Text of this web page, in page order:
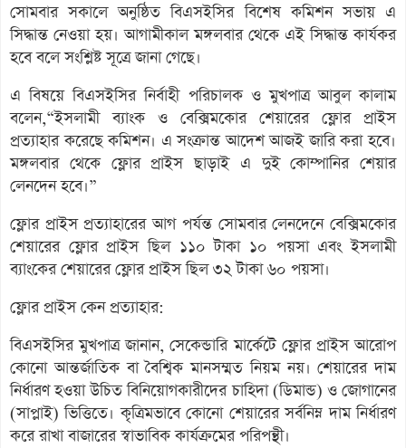
সোমবার সকালে অনুষ্ঠিত বিএসইসির বিশেষ কমিশন সভায় এ
সিদ্ধান্ত নেওয়া হয়। আগামীকাল মঙ্গলবার থেকে এই সিদ্ধান্ত কার্যকর
হবে বলে সংশ্লিষ্ট সূত্রে জানা গেছে।
এ বিষয়ে বিএসইসির নির্বাহী পরিচালক ও মুখপাত্র আবুল কালাম
বলেন,“ইসলামী ব্যাংক ও বেক্সিমকোর শেয়ারের ফ্লোর প্রাইস
প্রত্যাহার করেছে কমিশন। এ সংক্রান্ত আদেশ আজই জারি করা হবে।
মঙ্গলবার থেকে ফ্লোর প্রাইস ছাড়াই এ দুই কোম্পানির শেয়ার
লেনদেন হবে।”
ফ্লোর প্রাইস প্রত্যাহারের আগ পর্যন্ত সোমবার লেনদেনে বেক্সিমকোর
শেয়ারের ফ্লোর প্রাইস ছিল ১১০ টাকা ১০ পয়সা এবং ইসলামী
ব্যাংকের শেয়ারের ফ্লোর প্রাইস ছিল ৩২ টাকা ৬০ পয়সা।
ফ্লোর প্রাইস কেন প্রত্যাহার:
বিএসইসির মুখপাত্র জানান, সেকেন্ডারি মার্কেটে ফ্লোর প্রাইস আরোপ
কোনো আন্তর্জাতিক বা বৈশ্বিক মানসম্মত নিয়ম নয়। শেয়ারের দাম
নির্ধারণ হওয়া উচিত বিনিয়োগকারীদের চাহিদা (ডিমান্ড) ও জোগানের
(সাপ্লাই) ভিত্তিতে। কৃত্রিমভাবে কোনো শেয়ারের সর্বনিম্ন দাম নির্ধারণ
করে রাখা বাজারের স্বাভাবিক কার্যক্রমের পরিপন্থী।